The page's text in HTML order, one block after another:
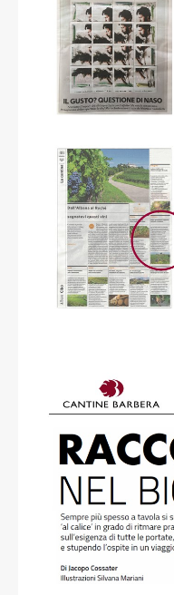
Sonia Ricci
Jacopo Cossater